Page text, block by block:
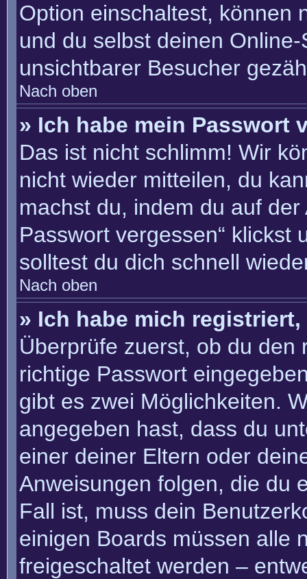
Option einschaltest, können
und du selbst deinen
unsichtbarer Besucher
Nach oben
» Ich habe mein Passwort
Das ist nicht schlimm! Wir
nicht wieder mitteilen, du
machst du, indem du auf
Passwort vergessen“ klickst
solltest du dich schnell
Nach oben
» Ich habe mich
Überprüfe zuerst, ob du den
richtige Passwort
gibt es zwei Möglichkeiten.
angegeben hast, dass du
einer deiner Eltern oder
Anweisungen folgen, die du
Fall ist, muss dein
einigen Boards müssen alle
freigeschaltet werden –